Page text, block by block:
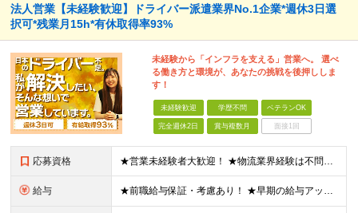
法人営業【未経験歓迎】ドライバー派遣業界No.1企業*週休3日選
択可*残業月15h*有休取得率93%
未経験から「インフラを支える」営業へ。 選べ
る働き方と環境が、あなたの挑戦を後押ししま
す！
未経験歓迎 学歴不問 ベテランOK
完全週休2日 賞与複数月 面接1回
応募資格 ★営業未経験者大歓迎！ ★物流業界経験は不問！ ★学歴不問！ ★第二新卒歓迎！ ★ブランクOK！ ＼こんな方にピッタリです！／ ・「圧倒的No.1」を目指す環境で、熱く働きたい方 ・仕事も遊びも、メ
給与 ★前職給与保証・考慮あり！ ★早期の給与アップが可能です 月給24万9113円以上＋賞与年2回＋各種手当 ※経験やスキルを考慮し決定します。 ※試用期間6カ月（その間の給与・待遇に差異はありません